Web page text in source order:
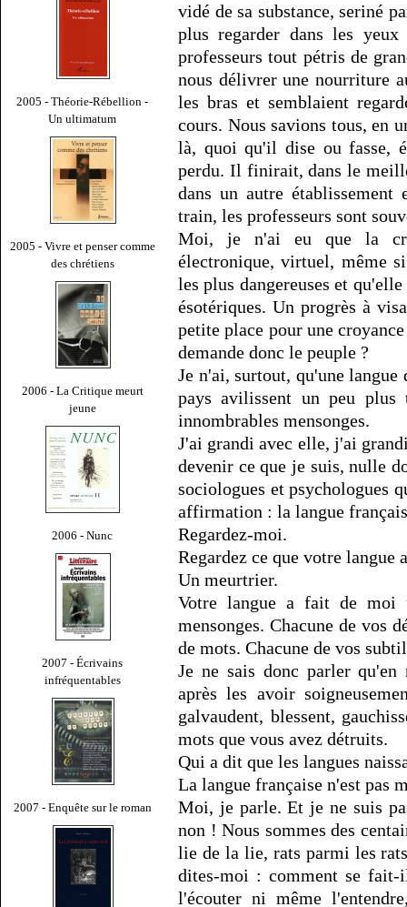
2005 - Théorie-Rébellion -
Un ultimatum
2005 - Vivre et penser comme
des chrétiens
2006 - La Critique meurt
jeune
2006 - Nunc
2007 - Écrivains
infréquentables
2007 - Enquête sur le roman
vidé de sa substance, seriné
plus regarder dans les
professeurs tout pétris de
nous délivrer une nourriture
les bras et semblaient
cours. Nous savions tous, en
là, quoi qu'il dise ou fasse,
perdu. Il finirait, dans le
dans un autre
train, les professeurs sont
Moi, je n'ai eu que la
électronique, virtuel, même
les plus dangereuses et
ésotériques. Un progrès à
petite place pour une
demande donc le peuple ?
Je n'ai, surtout, qu'une langue
pays avilissent un peu plus
innombrables mensonges.
J'ai grandi avec elle, j'ai
devenir ce que je suis, nulle
sociologues et psychologues
affirmation : la langue
Regardez-moi.
Regardez ce que votre langue
Un meurtrier.
Votre langue a fait de moi
mensonges. Chacune de vos
de mots. Chacune de vos
Je ne sais donc parler qu'en
après les avoir
galvaudent, blessent,
mots que vous avez détruits.
Qui a dit que les langues
La langue française n'est pas
Moi, je parle. Et je ne suis
non ! Nous sommes des
lie de la lie, rats parmi les
dites-moi : comment se fait-
l'écouter ni même